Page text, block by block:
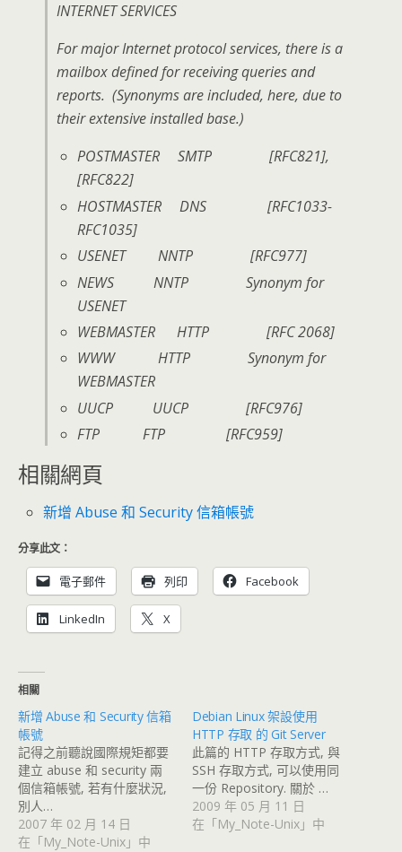
INTERNET SERVICES
For major Internet protocol services, there is a
mailbox defined for receiving queries and
reports. (Synonyms are included, here, due to
their extensive installed base.)
POSTMASTER SMTP [RFC821],
[RFC822]
HOSTMASTER DNS [RFC1033-
RFC1035]
USENET NNTP [RFC977]
NEWS NNTP Synonym for
USENET
WEBMASTER HTTP [RFC 2068]
WWW HTTP Synonym for
WEBMASTER
UUCP UUCP [RFC976]
FTP FTP [RFC959]
相關網頁
新增 Abuse 和 Security 信箱帳號
分享此文：
電子郵件 列印 Facebook
LinkedIn X
相關
新增 Abuse 和 Security 信箱
帳號
記得之前聽說國際規矩都要
建立 abuse 和 security 兩
個信箱帳號, 若有什麼狀況,
別人…
2007 年 02 月 14 日
在「My_Note-Unix」中
Debian Linux 架設使用
HTTP 存取 的 Git Server
此篇的 HTTP 存取方式, 與
SSH 存取方式, 可以使用同
一份 Repository. 關於 …
2009 年 05 月 11 日
在「My_Note-Unix」中